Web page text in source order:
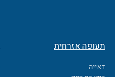
תעופה אזרחית
דאייה